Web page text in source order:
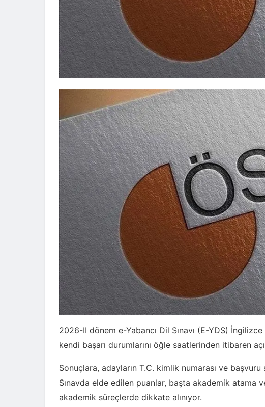
2026-II dönem e-Yabancı Dil Sınavı (E-YDS)
kendi başarı durumlarını öğle saatlerinden itibaren
Sonuçlara, adayların T.C. kimlik numarası ve
Sınavda elde edilen puanlar, başta akademik atama
akademik süreçlerde dikkate alınıyor.